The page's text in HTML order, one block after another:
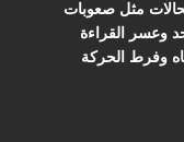
مثل صعوبات
وعسر القراءة
وفرط الحركة